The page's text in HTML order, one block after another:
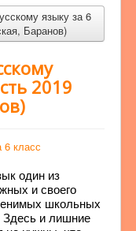
языку за 6
Баранов)
2019
6 класс
один из
и своего
школьных
Здесь и лишние